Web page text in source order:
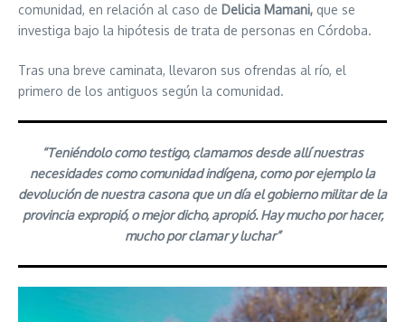
comunidad, en relación al caso de Delicia Mamani, que se
investiga bajo la hipótesis de trata de personas en Córdoba.
Tras una breve caminata, llevaron sus ofrendas al río, el
primero de los antiguos según la comunidad.
“Teniéndolo como testigo, clamamos desde allí nuestras
necesidades como comunidad indígena, como por ejemplo la
devolución de nuestra casona que un día el gobierno militar de la
provincia expropió, o mejor dicho, apropió. Hay mucho por hacer,
mucho por clamar y luchar”